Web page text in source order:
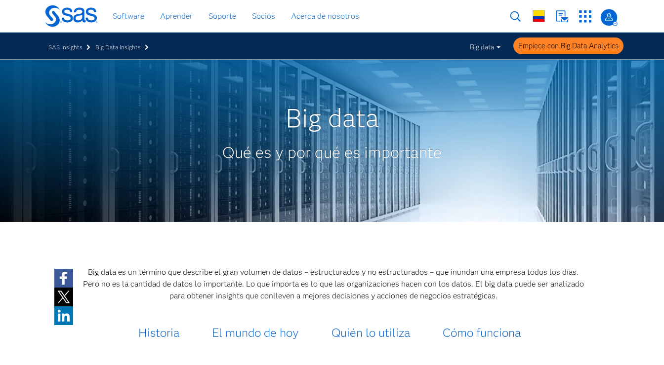
al
contenido
Software Aprender Soporte Socios Acerca de nosotros
SAS Insights Big Data Insights Big data Empiece con Big Data Analytics
Big data
Qué es y por qué es importante
Big data es un término que describe el gran volumen de datos – estructurados y no estructurados – que inundan una empresa todos los días.
Pero no es la cantidad de datos lo importante. Lo que importa es lo que las organizaciones hacen con los datos. El big data puede ser analizado
para obtener insights que conlleven a mejores decisiones y acciones de negocios estratégicas.
Historia El mundo de hoy Quién lo utiliza Cómo funciona